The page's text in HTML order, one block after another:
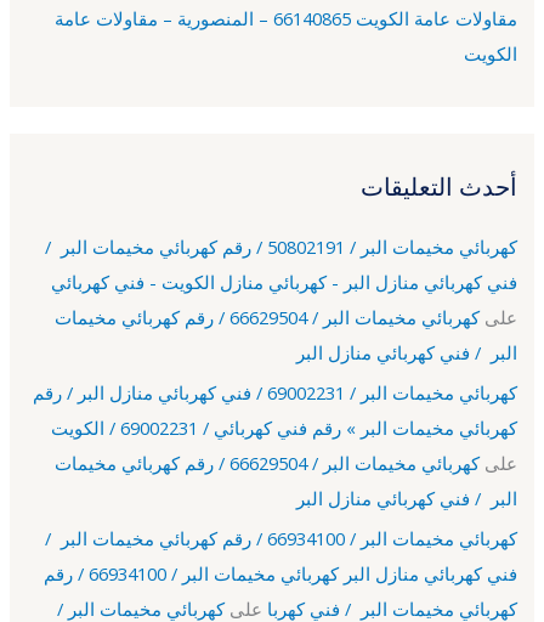
مقاولات عامة الكويت 66140865 – المنصورية – مقاولات عامة
الكويت
أحدث التعليقات
كهربائي مخيمات البر / 50802191 / رقم كهربائي مخيمات البر /
فني كهربائي منازل البر - كهربائي منازل الكويت - فني كهربائي
على
كهربائي مخيمات البر / 66629504 / رقم كهربائي مخيمات
البر / فني كهربائي منازل البر
كهربائي مخيمات البر / 69002231 / فني كهربائي منازل البر / رقم
كهربائي مخيمات البر » رقم فني كهربائي / 69002231 / الكويت
على
كهربائي مخيمات البر / 66629504 / رقم كهربائي مخيمات
البر / فني كهربائي منازل البر
كهربائي مخيمات البر / 66934100 / رقم كهربائي مخيمات البر /
فني كهربائي منازل البر كهربائي مخيمات البر / 66934100 / رقم
كهربائي مخيمات البر / فني كهربا علىكهربائي مخيمات البر /